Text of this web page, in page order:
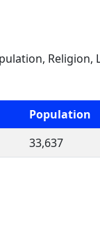
Religion,
Population
33,637